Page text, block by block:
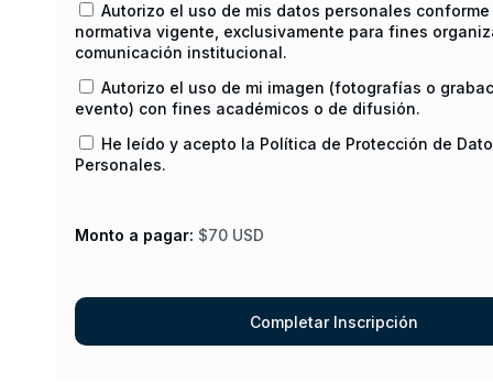
Autorizo el uso de mis datos personales
normativa vigente, exclusivamente para fines
comunicación institucional.
Autorizo el uso de mi imagen (fotografías o
evento) con fines académicos o de difusión.
He leído y acepto la Política de Protección de
Personales.
Monto a pagar: $70 USD